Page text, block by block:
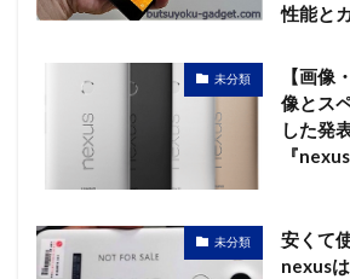
性能と
未分類
【画像
像とス
した発
『
未分類
安くて
nexus